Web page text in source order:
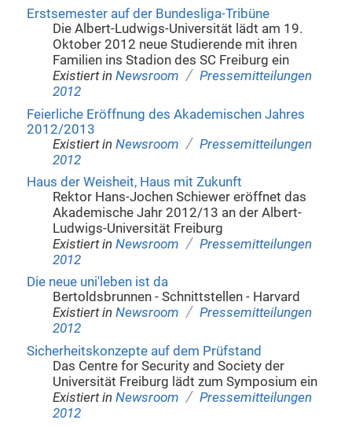
Erstsemester auf der Bundesliga-Tribüne
Die Albert-Ludwigs-Universität lädt am 19.
Oktober 2012 neue Studierende mit ihren
Familien ins Stadion des SC Freiburg ein
Existiert in Newsroom / Pressemitteilungen
2012
Feierliche Eröffnung des Akademischen Jahres
2012/2013
Existiert in Newsroom / Pressemitteilungen
2012
Haus der Weisheit, Haus mit Zukunft
Rektor Hans-Jochen Schiewer eröffnet das
Akademische Jahr 2012/13 an der Albert-
Ludwigs-Universität Freiburg
Existiert in Newsroom / Pressemitteilungen
2012
Die neue uni'leben ist da
Bertoldsbrunnen - Schnittstellen - Harvard
Existiert in Newsroom / Pressemitteilungen
2012
Sicherheitskonzepte auf dem Prüfstand
Das Centre for Security and Society der
Universität Freiburg lädt zum Symposium ein
Existiert in Newsroom / Pressemitteilungen
2012